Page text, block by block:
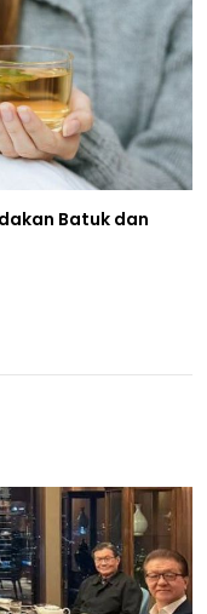
Batuk dan